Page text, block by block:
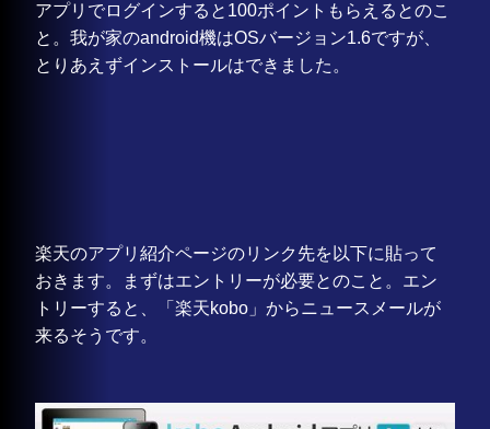
アプリでログインすると100ポイントもらえるとのこ
と。我が家のandroid機はOSバージョン1.6ですが、
とりあえずインストールはできました。
楽天のアプリ紹介ページのリンク先を以下に貼って
おきます。まずはエントリーが必要とのこと。エン
トリーすると、「楽天kobo」からニュースメールが
来るそうです。